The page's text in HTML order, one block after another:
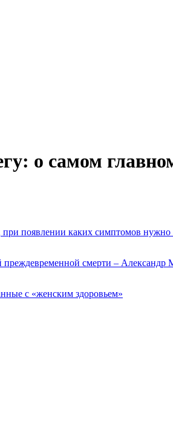
о самом
при появлении каких симптомов
смерти – Александр
с «женским здоровьем»